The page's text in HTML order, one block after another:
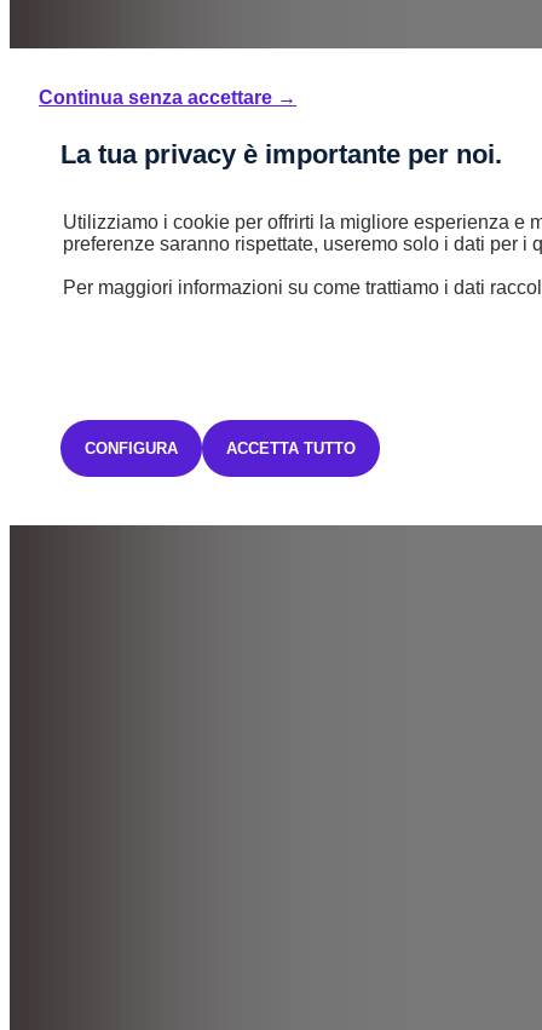
Continua senza accettare →
La tua privacy è importante per noi.
Utilizziamo i cookie per offrirti la migliore esperienza e
preferenze saranno rispettate, useremo solo i dati per i
Per maggiori informazioni su come trattiamo i dati
CONFIGURA ACCETTA TUTTO